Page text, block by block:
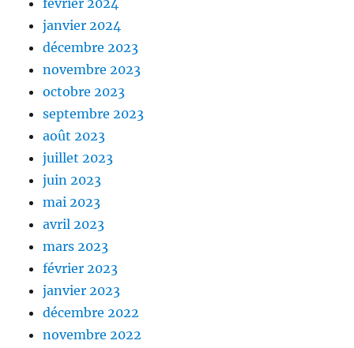
février 2024
janvier 2024
décembre 2023
novembre 2023
octobre 2023
septembre 2023
août 2023
juillet 2023
juin 2023
mai 2023
avril 2023
mars 2023
février 2023
janvier 2023
décembre 2022
novembre 2022